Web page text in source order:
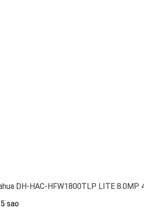
DH-HAC-HFW1800TLP LITE 8.0MP
5 sao